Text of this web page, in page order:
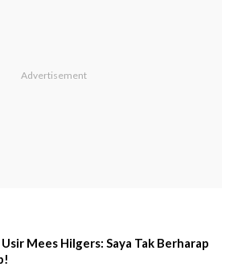
Mees Hilgers: Saya Tak Berharap